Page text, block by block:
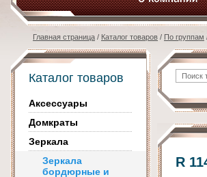
Главная страница / Каталог товаров / По группам
Каталог товаров
Аксессуары
Домкраты
Зеркала
Зеркала
бордюрные и
R